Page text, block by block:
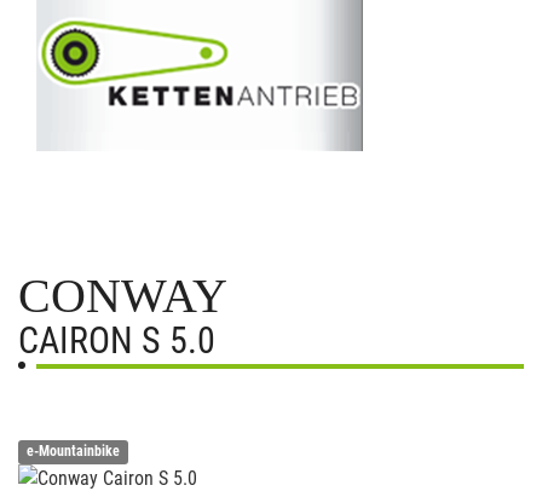
CONWAY
CAIRON S 5.0
e-Mountainbike